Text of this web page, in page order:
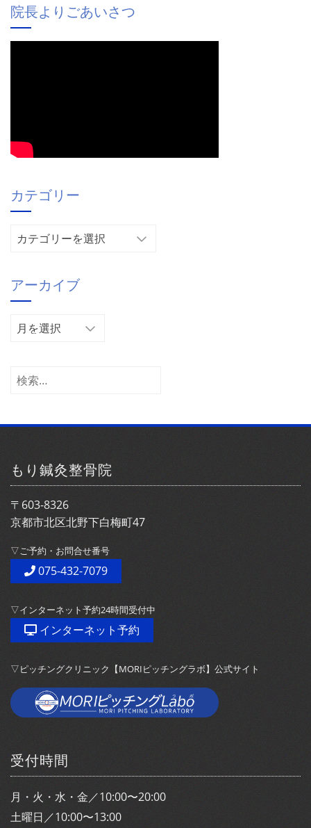
院長よりごあいさつ
カテゴリー
リ
ー
アーカイブ
ア
イ
検
もり鍼灸整骨院
〒603-8326
京都市北区北野下白梅町47
▽ご予約・お問合せ番号
075-432-7079
▽インターネット予約24時間受付中
インターネット予約
▽ピッチングクリニック【MORIピッチングラボ】公式サイト
受付時間
月・火・水・金／10:00〜20:00
土曜日／10:00〜13:00